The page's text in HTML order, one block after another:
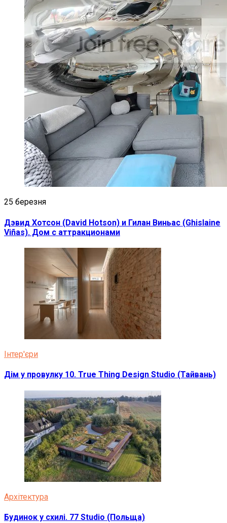
25 березня
Дэвид Хотсон (David Hotson) и Гилан Виньас (Ghislaine
Viñas). Дом с аттракционами
Інтер'єри
Дім у провулку 10. True Thing Design Studio (Тайвань)
Архітектура
Будинок у схилі. 77 Studio (Польща)